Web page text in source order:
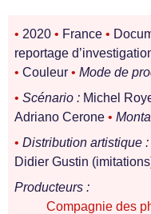
• 2020 • France •
reportage
• Couleur • Mode de
• Scénario : Michel
Adriano Cerone •
• Distribution artistique :
Didier Gustin
Producteurs :
Compagnie des